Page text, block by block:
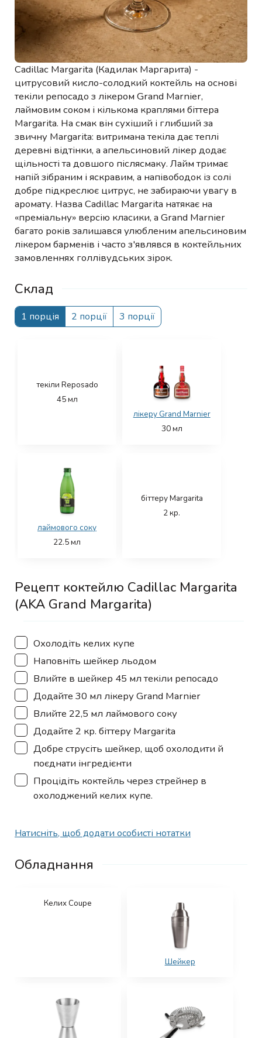
Cadillac Margarita (Кадилак Маргарита) -
цитрусовий кисло-солодкий коктейль на основі
текіли репосадо з лікером Grand Marnier,
лаймовим соком і кількома краплями біттера
Margarita. На смак він сухіший і глибший за
звичну Margarita: витримана текіла дає теплі
деревні відтінки, а апельсиновий лікер додає
щільності та довшого післясмаку. Лайм тримає
напій зібраним і яскравим, а напівободок із солі
добре підкреслює цитрус, не забираючи увагу в
аромату. Назва Cadillac Margarita натякає на
«преміальну» версію класики, а Grand Marnier
багато років залишався улюбленим апельсиновим
лікером барменів і часто з'являвся в коктейльних
замовленнях голлівудських зірок.
Склад
1 порція 2 порції 3 порції
текіли Reposado
45мл
лікеру Grand Marnier
30мл
лаймового соку
22.5мл
біттеру Margarita
2кр.
Рецепт коктейлю Cadillac Margarita
(AKA Grand Margarita)
▢
Охолодіть келих купе
▢
Наповніть шейкер льодом
▢
Влийте в шейкер 45 мл текіли репосадо
▢
Додайте 30 мл лікеру Grand Marnier
▢
Влийте 22,5 мл лаймового соку
▢
Додайте 2 кр. біттеру Margarita
▢
Добре струсіть шейкер, щоб охолодити й
поєднати інгредієнти
▢
Процідіть коктейль через стрейнер в
охолоджений келих купе.
Натисніть, щоб додати особисті нотатки
Обладнання
Келих Coupe
Шейкер